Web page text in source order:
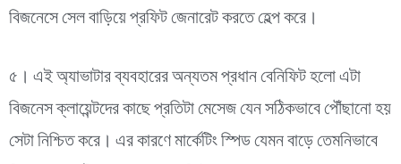
বিজনেসে সেল বাড়িয়ে প্রফিট জেনারেট করতে হেল্প করে।
৫ । এই অ্যাভাটার ব্যবহারের অন্যতম প্রধান বেনিফিট হলো এটা
বিজনেস ক্লায়েন্টদের কাছে প্রতিটা মেসেজ যেন সঠিকভাবে পৌঁছানো হয়
সেটা নিশ্চিত করে। এর কারণে মার্কেটিং স্পিড যেমন বাড়ে তেমনিভাবে